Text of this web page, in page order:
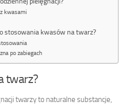
kwasami
stosowania kwasów na twarz?
po zabiegach
twarz?
twarzy to naturalne substancje,